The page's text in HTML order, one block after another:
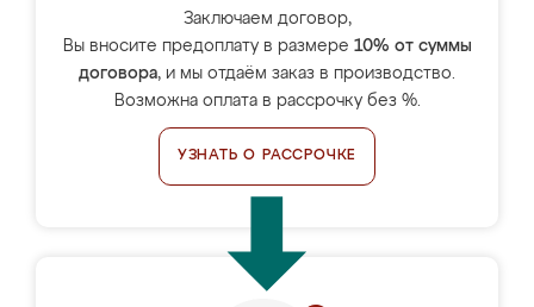
Заключаем договор,
Вы вносите предоплату в размере 10% от суммы
договора, и мы отдаём заказ в производство.
Возможна оплата в рассрочку без %.
УЗНАТЬ О РАССРОЧКЕ